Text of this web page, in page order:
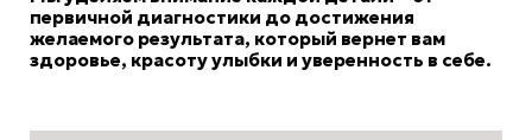
первичной диагностики до достижения
желаемого результата, который вернет вам
здоровье, красоту улыбки и уверенность в себе.